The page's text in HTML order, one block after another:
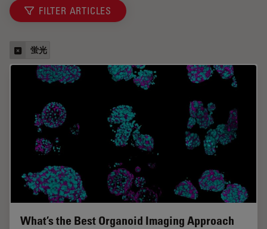
FILTER ARTICLES
蛍光
What’s the Best Organoid Imaging Approach